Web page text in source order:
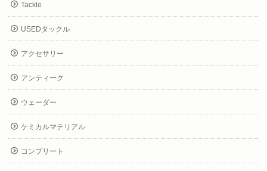
Tackle
USEDタックル
アクセサリー
アンティーク
ウェーダー
ケミカルマテリアル
コンプリート